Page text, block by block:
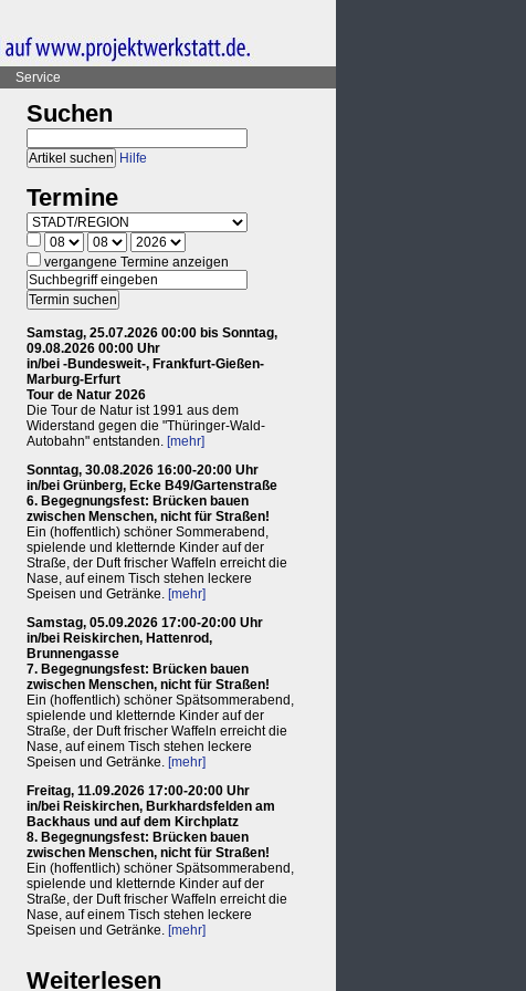
Service
Suchen
Hilfe
Termine
vergangene Termine anzeigen
Samstag, 25.07.2026 00:00 bis Sonntag,
09.08.2026 00:00 Uhr
in/bei -Bundesweit-, Frankfurt-Gießen-
Marburg-Erfurt
Tour de Natur 2026
Die Tour de Natur ist 1991 aus dem
Widerstand gegen die "Thüringer-Wald-
Autobahn" entstanden. [mehr]
Sonntag, 30.08.2026 16:00-20:00 Uhr
in/bei Grünberg, Ecke B49/Gartenstraße
6. Begegnungsfest: Brücken bauen
zwischen Menschen, nicht für Straßen!
Ein (hoffentlich) schöner Sommerabend,
spielende und kletternde Kinder auf der
Straße, der Duft frischer Waffeln erreicht die
Nase, auf einem Tisch stehen leckere
Speisen und Getränke. [mehr]
Samstag, 05.09.2026 17:00-20:00 Uhr
in/bei Reiskirchen, Hattenrod,
Brunnengasse
7. Begegnungsfest: Brücken bauen
zwischen Menschen, nicht für Straßen!
Ein (hoffentlich) schöner Spätsommerabend,
spielende und kletternde Kinder auf der
Straße, der Duft frischer Waffeln erreicht die
Nase, auf einem Tisch stehen leckere
Speisen und Getränke. [mehr]
Freitag, 11.09.2026 17:00-20:00 Uhr
in/bei Reiskirchen, Burkhardsfelden am
Backhaus und auf dem Kirchplatz
8. Begegnungsfest: Brücken bauen
zwischen Menschen, nicht für Straßen!
Ein (hoffentlich) schöner Spätsommerabend,
spielende und kletternde Kinder auf der
Straße, der Duft frischer Waffeln erreicht die
Nase, auf einem Tisch stehen leckere
Speisen und Getränke. [mehr]
Weiterlesen